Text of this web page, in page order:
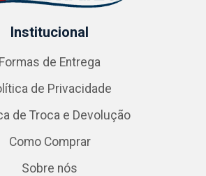
Institucional
Formas de Entrega
de Privacidade
de Troca e Devolução
Como Comprar
Sobre nós